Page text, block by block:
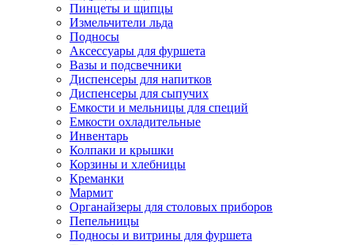
Пинцеты и щипцы
Измельчители льда
Подносы
Аксессуары для фуршета
Вазы и подсвечники
Диспенсеры для напитков
Диспенсеры для сыпучих
Емкости и мельницы для специй
Емкости охладительные
Инвентарь
Колпаки и крышки
Корзины и хлебницы
Креманки
Мармит
Органайзеры для столовых приборов
Пепельницы
Подносы и витрины для фуршета